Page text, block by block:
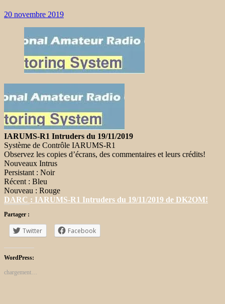
20 novembre 2019
IARUMS-R1 Intruders du 19/11/2019
Système de Contrôle IARUMS-R1
Observez les copies d’écrans, des commentaires et leurs crédits!
Nouveaux Intrus
Persistant : Noir
Récent : Bleu
Nouveau : Rouge
DARC : IARUMS-R1 Intruders du 19/11/2019 de DK2OM!
Partager :
Twitter Facebook
WordPress:
chargement…